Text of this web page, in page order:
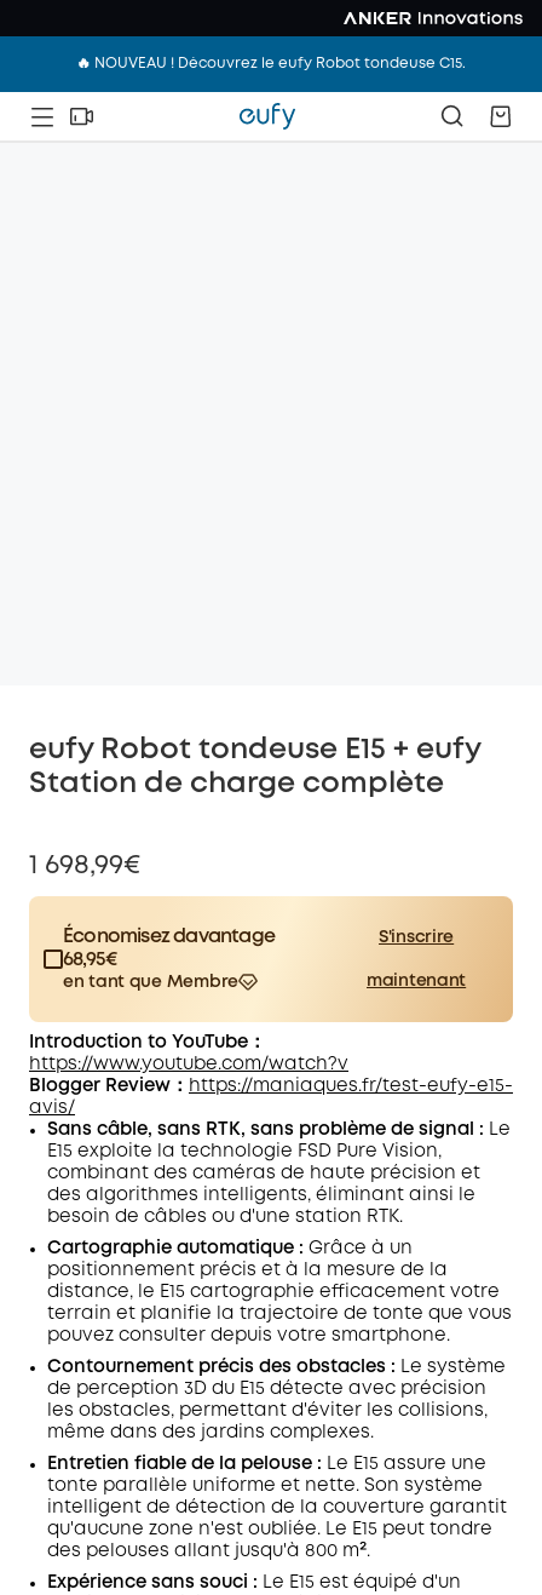
🔥 NOUVEAU ! Découvrez le eufy Robot tondeuse C15.
eufy Robot tondeuse E15 + eufy
Station de charge complète
1 698,99€
Économisez davantage
68,95€
en tant que Membre
S'inscrire
maintenant
Membre Plus€15,00 /mois
Économisez 68,95€ maintenant
d'une valeur supérieure à
68,95€
avantages
Introduction to YouTube：
https://www.youtube.com/watch?v
Blogger Review： https://maniaques.fr/test-eufy-e15-
avis/
Sans câble, sans RTK, sans problème de signal : Le
E15 exploite la technologie FSD Pure Vision,
combinant des caméras de haute précision et
des algorithmes intelligents, éliminant ainsi le
besoin de câbles ou d'une station RTK.
Cartographie automatique : Grâce à un
positionnement précis et à la mesure de la
distance, le E15 cartographie efficacement votre
terrain et planifie la trajectoire de tonte que vous
pouvez consulter depuis votre smartphone.
Contournement précis des obstacles : Le système
de perception 3D du E15 détecte avec précision
les obstacles, permettant d'éviter les collisions,
même dans des jardins complexes.
Entretien fiable de la pelouse : Le E15 assure une
tonte parallèle uniforme et nette. Son système
intelligent de détection de la couverture garantit
qu'aucune zone n'est oubliée. Le E15 peut tondre
des pelouses allant jusqu'à 800 m².
Expérience sans souci : Le E15 est équipé d'un